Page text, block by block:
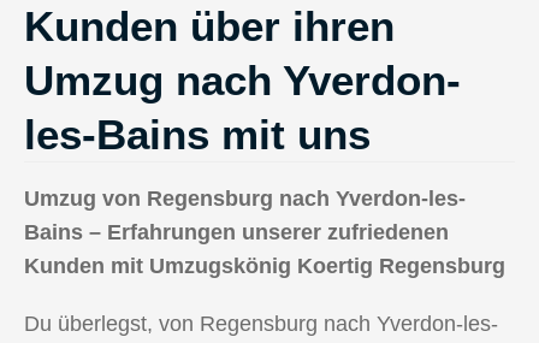
Kunden über ihren
Umzug nach Yverdon-
les-Bains mit uns
Umzug von Regensburg nach Yverdon-les-
Bains – Erfahrungen unserer zufriedenen
Kunden mit Umzugskönig Koertig Regensburg
Du überlegst, von Regensburg nach Yverdon-les-